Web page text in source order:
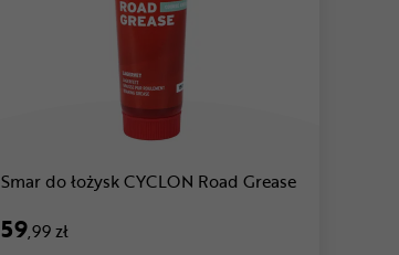
Smar do łożysk CYCLON Road Grease
59,99 zł